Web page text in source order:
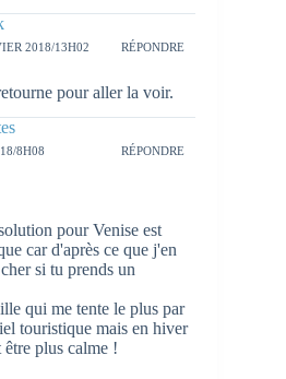
2018/13H02 RÉPONDRE
pour aller la voir.
8H08 RÉPONDRE
pour Venise est
car d'après ce que j'en
si tu prends un
qui me tente le plus par
touristique mais en hiver
plus calme !